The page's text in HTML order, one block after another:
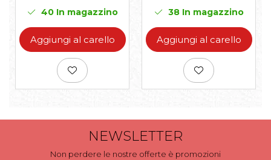
40In magazzino
Aggiungi al carello
38In magazzino
Aggiungi al carello
NEWSLETTER
Non perdere le nostre offerte è promozioni